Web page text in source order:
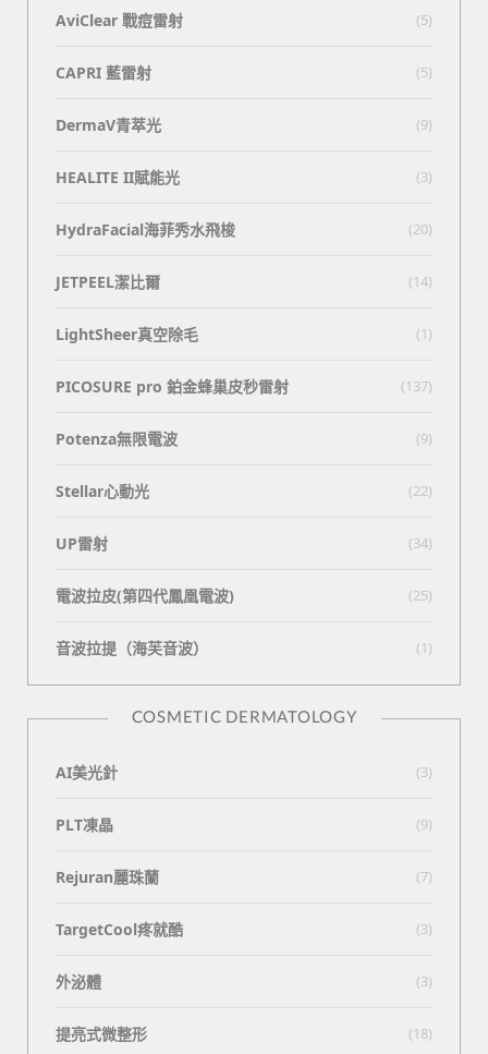
AviClear 戰痘雷射 (5)
CAPRI 藍雷射 (5)
DermaV青萃光 (9)
HEALITE II賦能光 (3)
HydraFacial海菲秀水飛梭 (20)
JETPEEL潔比爾 (14)
LightSheer真空除毛 (1)
PICOSURE pro 鉑金蜂巢皮秒雷射 (137)
Potenza無限電波 (9)
Stellar心動光 (22)
UP雷射 (34)
電波拉皮(第四代鳳凰電波) (25)
⾳波拉提（海芙⾳波） (1)
COSMETIC DERMATOLOGY
AI美光針 (3)
PLT凍晶 (9)
Rejuran麗珠蘭 (7)
TargetCool疼就酷 (3)
外泌體 (3)
提亮式微整形 (18)